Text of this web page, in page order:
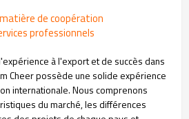
de coopération
professionnels
à l'export et de succès dans
Cheer possède une solide expérience
internationale. Nous comprenons
du marché, les différences